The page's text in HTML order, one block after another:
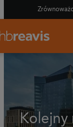
Kolejny